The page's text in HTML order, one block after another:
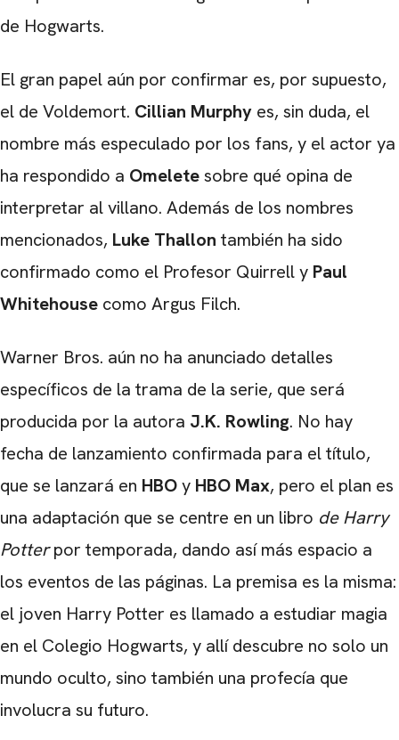
de Hogwarts.
El gran papel aún por confirmar es, por supuesto,
el de Voldemort. Cillian Murphy es, sin duda, el
nombre más especulado por los fans, y el actor ya
ha respondido a Omeletesobre qué opina de
interpretar al villano. Además de los nombres
mencionados, Luke Thallon también ha sido
confirmado como el Profesor Quirrell y Paul
Whitehouse como Argus Filch.
Warner Bros. aún no ha anunciado detalles
específicos de la trama de la serie, que será
producida por la autora J.K. Rowling. No hay
fecha de lanzamiento confirmada para el título,
que se lanzará en HBOy HBO Max, pero el plan es
una adaptación que se centre en un libro de Harry
Potterpor temporada, dando así más espacio a
los eventos de las páginas. La premisa es la misma:
el joven Harry Potter es llamado a estudiar magia
en el Colegio Hogwarts, y allí descubre no solo un
mundo oculto, sino también una profecía que
involucra su futuro.
CARREGANDO PUBLICIDADE